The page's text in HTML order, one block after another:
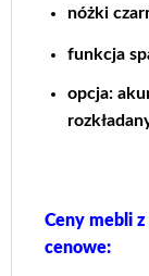
nóżki
funkcja
opcja:
Ceny mebli z
cenowe: